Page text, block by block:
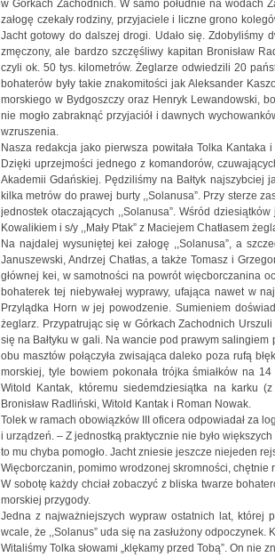
w Górkach Zachodnich. W samo południe na wodach
załogę czekały rodziny, przyjaciele i liczne grono
Jacht gotowy do dalszej drogi. Udało się. Zdobyliśmy
zmęczony, ale bardzo szczęśliwy kapitan Bronisław
czyli ok. 50 tys. kilometrów. Żeglarze odwiedzili 20
bohaterów były takie znakomitości jak Aleksander
morskiego w Bydgoszczy oraz Henryk Lewandowski,
nie mogło zabraknąć przyjaciół i dawnych
wzruszenia.
Nasza redakcja jako pierwsza powitała Tolka Kantaka
Dzięki uprzejmości jednego z komandorów,
Akademii Gdańskiej. Pędziliśmy na Bałtyk
kilka metrów do prawej burty ,,Solanusa”. Przy sterze
jednostek otaczających ,,Solanusa”. Wśród
Kowalikiem i s/y ,,Mały Ptak” z Maciejem Chatłasem
Na najdalej wysuniętej kei załogę ,,Solanusa”, a
Januszewski, Andrzej Chatłas, a także Tomasz i
głównej kei, w samotności na powrót więcborczanina
bohaterek tej niebywałej wyprawy, ufająca nawet w
Przylądka Horn w jej powodzenie. Sumieniem
żeglarz. Przypatrując się w Górkach Zachodnich
się na Bałtyku w gali. Na wancie pod prawym salingiem
obu masztów połączyła zwisająca daleko poza rufą
morskiej, tyle bowiem pokonała trójka śmiałków na
Witold Kantak, któremu siedemdziesiątka na karku
Bronisław Radliński, Witold Kantak i Roman Nowak.
Tolek w ramach obowiązków III oficera odpowiadał za
i urządzeń. – Z jednostką praktycznie nie było
to mu chyba pomogło. Jacht zniesie jeszcze niejeden
Więcborczanin, pomimo wrodzonej skromności, chętnie
W sobotę każdy chciał zobaczyć z bliska twarze
morskiej przygody.
Jedna z najważniejszych wypraw ostatnich lat, której
wcale, że ,,Solanus” uda się na zasłużony
Witaliśmy Tolka słowami „klękamy przed Tobą”. On